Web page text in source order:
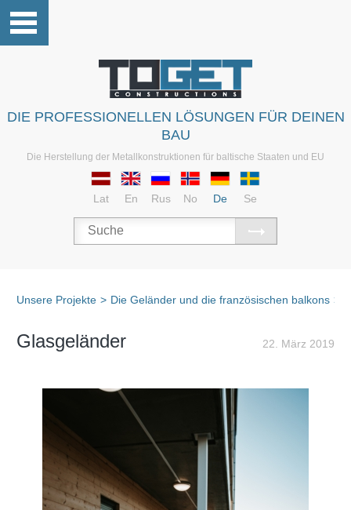
DIE PROFESSIONELLEN LÖSUNGEN FÜR DEINEN
BAU
Die Herstellung der Metallkonstruktionen für baltische Staaten und EU
Lat En Rus No De Se
Unsere Projekte > Die Geländer und die französischen balkons >
22. März 2019
Glasgeländer